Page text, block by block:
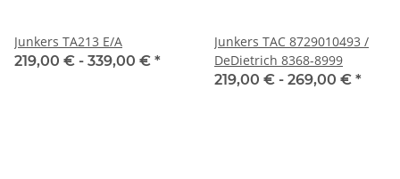
Junkers TA213 E/A
219,00 € - 339,00 € *
Junkers TAC 8729010493 /
DeDietrich 8368-8999
219,00 € - 269,00 € *